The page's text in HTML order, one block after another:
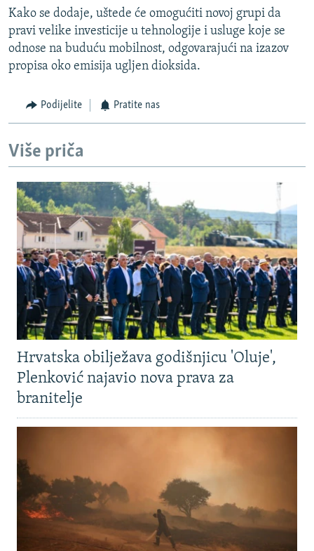
Kako se dodaje, uštede će omogućiti novoj grupi da
pravi velike investicije u tehnologije i usluge koje se
odnose na buduću mobilnost, odgovarajući na izazov
propisa oko emisija ugljen dioksida.
Podijelite Pratite nas
Više priča
Hrvatska obilježava godišnjicu 'Oluje',
Plenković najavio nova prava za
branitelje